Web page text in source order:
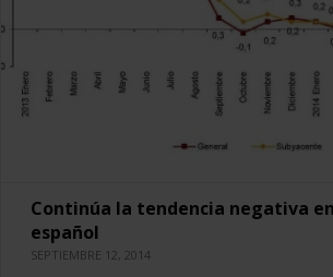
Continúa la tendencia negativa
español
SEPTIEMBRE 12, 2014